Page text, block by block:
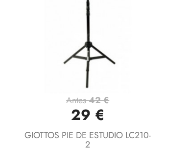
Vista rápida
Antes42 €
29 €
GIOTTOS PIE DE ESTUDIO LC210-
2